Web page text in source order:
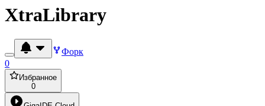
XtraLibrary
Форк
0
Избранное
0